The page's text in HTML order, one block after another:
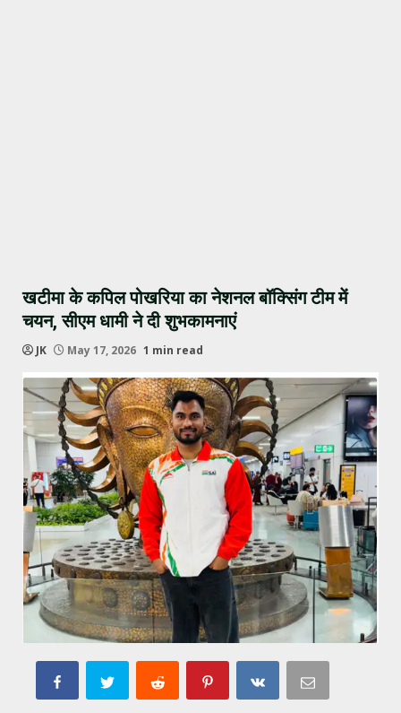
खटीमा के कपिल पोखरिया का नेशनल बॉक्सिंग टीम में
चयन, सीएम धामी ने दी शुभकामनाएं
JK May 17, 2026 1 min read